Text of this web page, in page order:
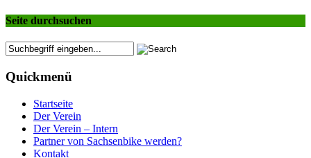
Seite durchsuchen
Quickmenü
Startseite
Der Verein
Der Verein – Intern
Partner von Sachsenbike werden?
Kontakt